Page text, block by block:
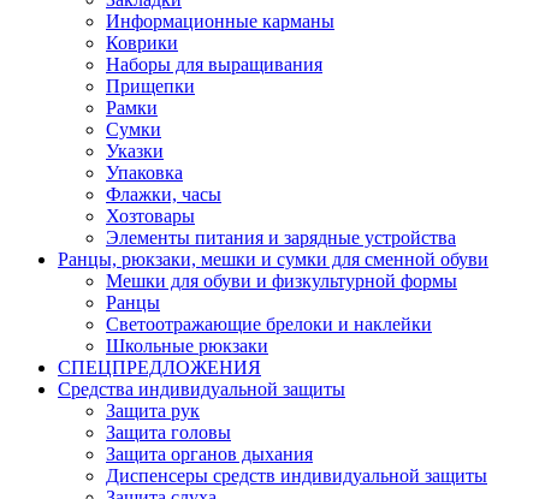
Информационные карманы
Коврики
Наборы для выращивания
Прищепки
Рамки
Сумки
Указки
Упаковка
Флажки, часы
Хозтовары
Элементы питания и зарядные устройства
Ранцы, рюкзаки, мешки и сумки для сменной обуви
Мешки для обуви и физкультурной формы
Ранцы
Светоотражающие брелоки и наклейки
Школьные рюкзаки
СПЕЦПРЕДЛОЖЕНИЯ
Средства индивидуальной защиты
Защита рук
Защита головы
Защита органов дыхания
Диспенсеры средств индивидуальной защиты